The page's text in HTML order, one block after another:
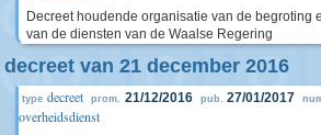
Decreet houdende organisatie van de begroting
van de diensten van de Waalse Regering
decreet van 21 december 2016
type decreet prom. 21/12/2016 pub. 27/01/2017
overheidsdienst